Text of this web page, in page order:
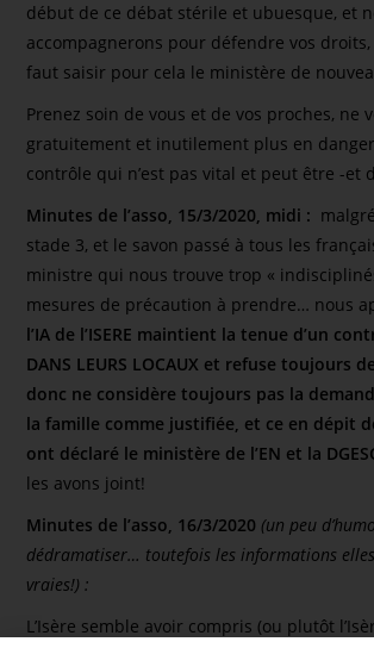
début de ce débat stérile et ubuesque, et
accompagnerons pour défendre vos droits,
faut saisir pour cela le ministère de
Prenez soin de vous et de vos proches, ne
gratuitement et inutilement plus en
contrôle qui n’est pas vital et peut être -et
Minutes de l’asso, 15/3/2020, midi :
stade 3, et le savon passé à tous les
ministre qui nous trouve trop «
mesures de précaution à prendre… nous
l’IA de l’ISERE maintient la tenue d’un
DANS LEURS LOCAUX et refuse toujours
donc ne considère toujours pas la
la famille comme justifiée, et ce en dépit
ont déclaré le ministère de l’EN et la
les avons joint!
Minutes de l’asso, 16/3/2020 (un peu
dédramatiser… toutefois les informations
vraies!) :
L’Isère semble avoir compris (ou plutôt